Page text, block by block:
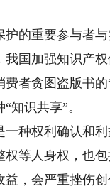
重要参与者与
国加强知识产
者贪图盗版书
知识共享”。
权利确认和利
等人身权，也
，会严重挫伤